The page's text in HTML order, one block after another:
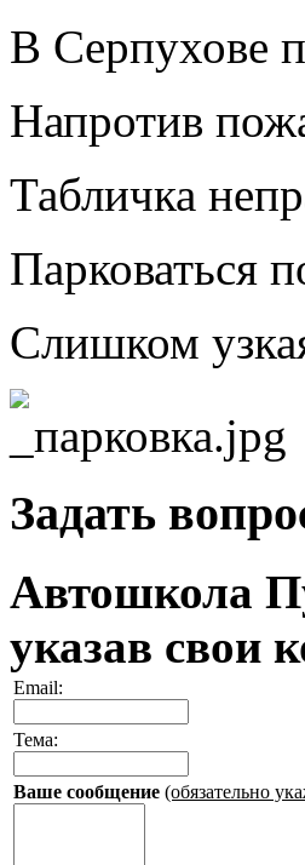
В Серпухове
Напротив
Табличка
Парковаться
Слишком
Задать
Автошкола
указав свои
Email:
Тема:
Ваше сообщение (обязательно